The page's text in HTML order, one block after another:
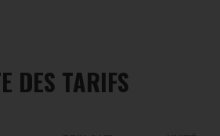
DES TARIFS